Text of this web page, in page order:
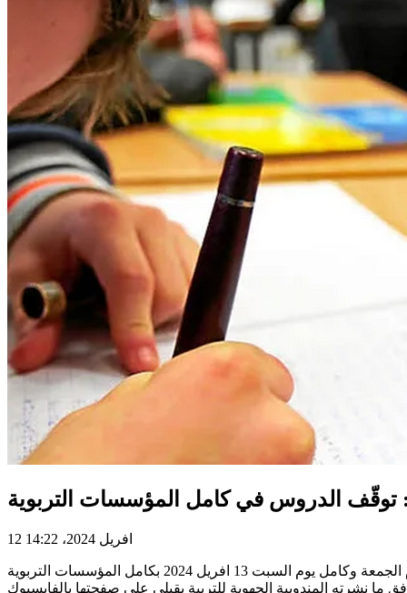
توقّف الدروس في كامل المؤسسات التربوية
12 افريل 2024، 14:22
نظرا للظروف المناخية التي تشهدها ولاية قبلي وتبعا لقرار اللجنة الجهوية لمجابهة الكوارث، تقرر إيقاف الدروس بداية من منتصف نهار اليوم الجمعة وكامل يوم السبت 13 افريل 2024 بكامل المؤسسات التربوية